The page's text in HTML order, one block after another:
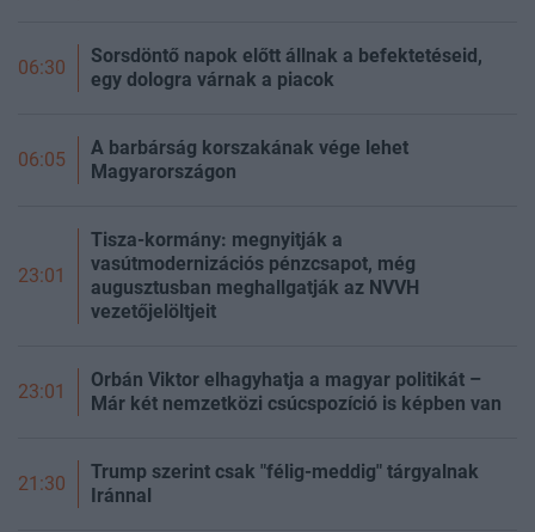
06:30
Sorsdöntő napok előtt állnak a befektetéseid,
egy dologra várnak a piacok
06:05
A barbárság korszakának vége lehet
Magyarországon
23:01
Tisza-kormány: megnyitják a
vasútmodernizációs pénzcsapot, még
augusztusban meghallgatják az NVVH
vezetőjelöltjeit
23:01
Orbán Viktor elhagyhatja a magyar politikát –
Már két nemzetközi csúcspozíció is képben van
21:30
Trump szerint csak "félig-meddig" tárgyalnak
Iránnal